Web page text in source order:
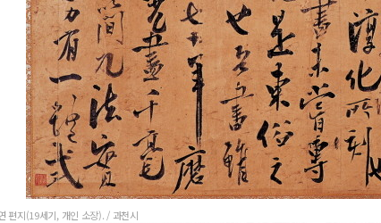
편지(19세기, 개인 소장). / 과천시